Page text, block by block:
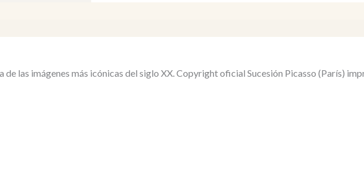
las imágenes más icónicas del siglo XX. Copyright oficial Sucesión Picasso (París)